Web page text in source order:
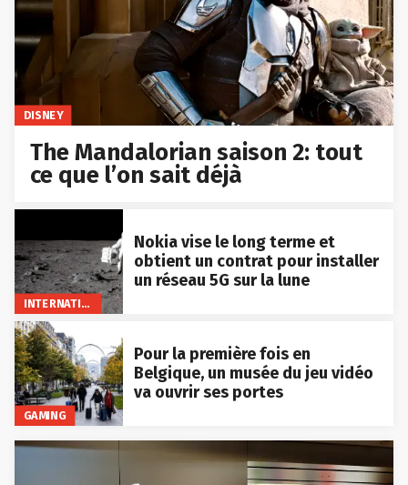
DISNEY
The Mandalorian saison 2: tout
ce que l’on sait déjà
INTERNATIONAL
Nokia vise le long terme et
obtient un contrat pour installer
un réseau 5G sur la lune
GAMING
Pour la première fois en
Belgique, un musée du jeu vidéo
va ouvrir ses portes